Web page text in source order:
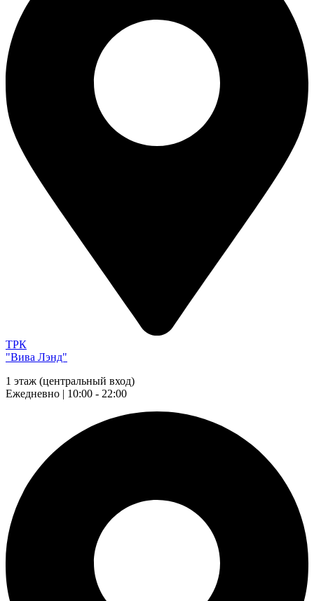
ТРК
"Вива Лэнд"
1 этаж (центральный вход)
Ежедневно | 10:00 - 22:00